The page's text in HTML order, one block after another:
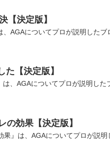
【決定版】
、AGAについてプロが説明した
【決定版】
は、AGAについてプロが説明し
の効果【決定版】
果』は、AGAについてプロが説